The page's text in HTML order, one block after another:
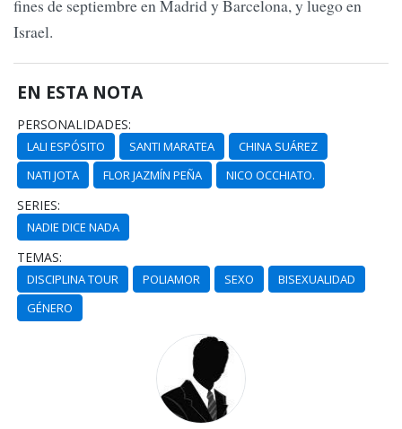
fines de septiembre en Madrid y Barcelona, y luego en
Israel.
EN ESTA NOTA
PERSONALIDADES:
LALI ESPÓSITO SANTI MARATEA
CHINA SUÁREZ
NATI JOTA
FLOR JAZMÍN PEÑA NICO OCCHIATO.
SERIES:
NADIE DICE NADA
TEMAS:
DISCIPLINA TOUR POLIAMOR SEXO
BISEXUALIDAD
GÉNERO